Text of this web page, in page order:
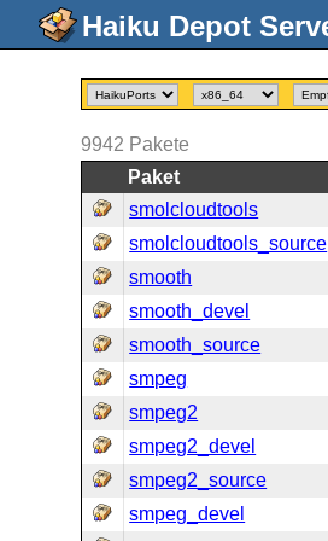
9942 Pakete
Paket
smolcloudtools
smolcloudtools_source
smooth
smooth_devel
smooth_source
smpeg
smpeg2
smpeg2_devel
smpeg2_source
smpeg_devel